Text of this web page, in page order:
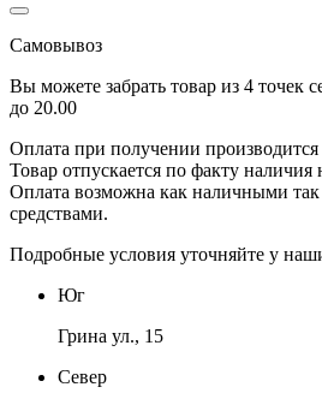
Самовывоз
Вы можете забрать товар из 4 точек
до 20.00
Оплата при получении производится
Товар отпускается по факту наличия
Оплата возможна как наличными
средствами.
Подробные условия уточняйте у
Юг
Грина ул., 15
Север